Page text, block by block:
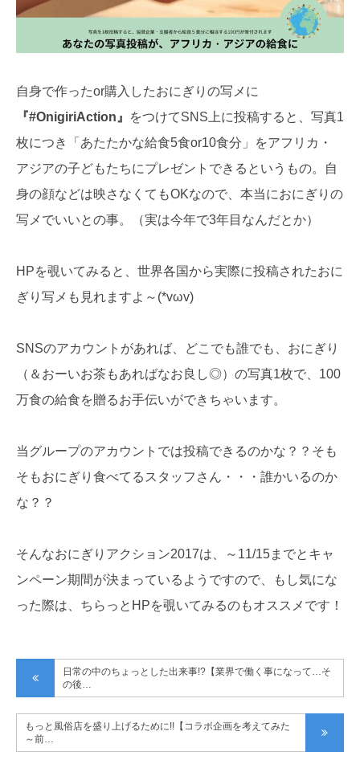
自身で作ったor購入したおにぎりの写メに
『#OnigiriAction』
をつけてSNS上に投稿すると、写真1
枚につき「あたたかな給食5食or10食分」をアフリカ・
アジアの子どもたちにプレゼントできるというもの。自
身の顔などは映さなくてもOKなので、本当におにぎりの
写メでいいとの事。（実は今年で3年目なんだとか）
HPを覗いてみると、世界各国から実際に投稿されたおに
ぎり写メも見れますよ～(*vωv)
SNSのアカウントがあれば、どこでも誰でも、おにぎり
（＆おーいお茶もあればなお良し◎）の写真1枚で、100
万食の給食を贈るお手伝いができちゃいます。
当グループのアカウントでは投稿できるのかな？？そも
そもおにぎり食べてるスタッフさん・・・誰かいるのか
な？？
そんなおにぎりアクション2017は、～11/15までとキャ
ンペーン期間が決まっているようですので、もし気にな
った際は、ちらっとHPを覗いてみるのもオススメです！
日常の中のちょっとした出来事!?【業界で働く事になって…そ
の後…
もっと風俗店を盛り上げるために!!【コラボ企画を考えてみた
～前…